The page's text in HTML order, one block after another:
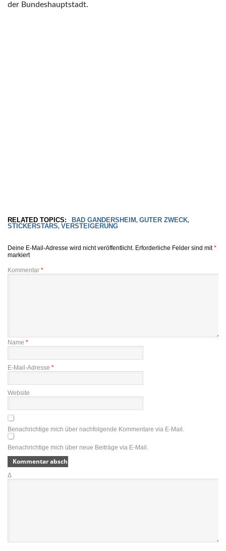
der Bundeshauptstadt.
RELATED TOPICS: BAD GANDERSHEIM, GUTER ZWECK,
STICKERSTARS, VERSTEIGERUNG
Deine E-Mail-Adresse wird nicht veröffentlicht. Erforderliche Felder sind mit*
markiert
Kommentar *
Name *
E-Mail-Adresse *
Website
Benachrichtige mich über nachfolgende Kommentare via E-Mail.
Benachrichtige mich über neue Beiträge via E-Mail.
Δ